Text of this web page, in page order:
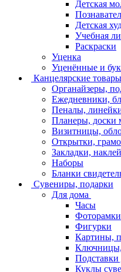
Детская
Детская
Учебная
Раскраски
Уценка
Уценённые и
Канцелярские товары
Органайзеры,
Ежедневники,
Пеналы,
Планеры, доски
Визитницы,
Открытки,
Закладки,
Наборы
Бланки
Сувениры, подарки
Для дома
Часы
Фоторамки
Фигурки
Картины,
Подставки
Куклы